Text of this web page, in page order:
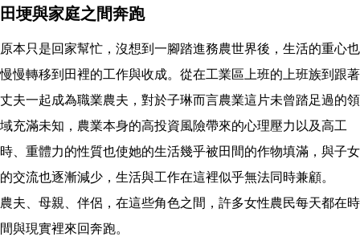
田埂與家庭之間奔跑
原本只是回家幫忙，沒想到一腳踏進務農世界後，生活的重心也
慢慢轉移到田裡的工作與收成。從在工業區上班的上班族到跟著
丈夫一起成為職業農夫，對於子琳而言農業這片未曾踏足過的領
域充滿未知，農業本身的高投資風險帶來的心理壓力以及高工
時、重體力的性質也使她的生活幾乎被田間的作物填滿，與子女
的交流也逐漸減少，生活與工作在這裡似乎無法同時兼顧。
農夫、母親、伴侶，在這些角色之間，許多女性農民每天都在時
間與現實裡來回奔跑。